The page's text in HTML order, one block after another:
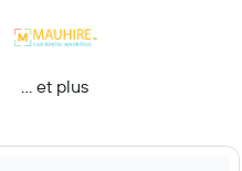
… et plus